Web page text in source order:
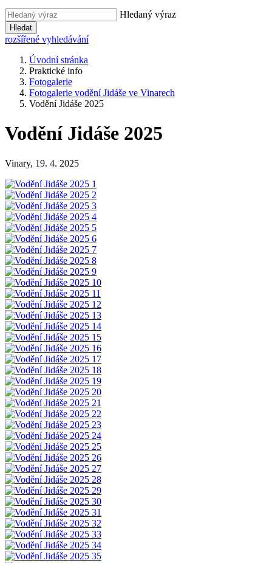
Hledaný výraz
Hledat
rozšířené vyhledávání
Úvodní stránka
Praktické info
Fotogalerie
Fotogalerie vodění Jidáše ve Vinarech
Vodění Jidáše 2025
Vodění Jidáše 2025
Vinary, 19. 4. 2025